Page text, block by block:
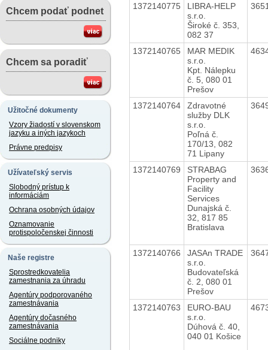
Chcem podať podnet
Chcem sa poradiť
Užitočné dokumenty
Vzory žiadostí v slovenskom
jazyku a iných jazykoch
Právne predpisy
Užívateľský servis
Slobodný prístup k
informáciám
Ochrana osobných údajov
Oznamovanie
protispoločenskej činnosti
Naše registre
Sprostredkovatelia
zamestnania za úhradu
Agentúry podporovaného
zamestnávania
Agentúry dočasného
zamestnávania
Sociálne podniky
1372140775
LIBRA-HELP
s.r.o.
Široké č. 353,
082 37
1372140765
MAR MEDIK
s.r.o.
Kpt. Nálepku
č. 5, 080 01
Prešov
1372140764
Zdravotné
služby DLK
s.r.o.
Poľná č.
170/13, 082
71 Lipany
1372140769
STRABAG
Property and
Facility
Services
Dunajská č.
32, 817 85
Bratislava
1372140766
JASAn TRADE
s.r.o.
Budovateľská
č. 2, 080 01
Prešov
1372140763
EURO-BAU
s.r.o.
Dúhová č. 40,
040 01 Košice